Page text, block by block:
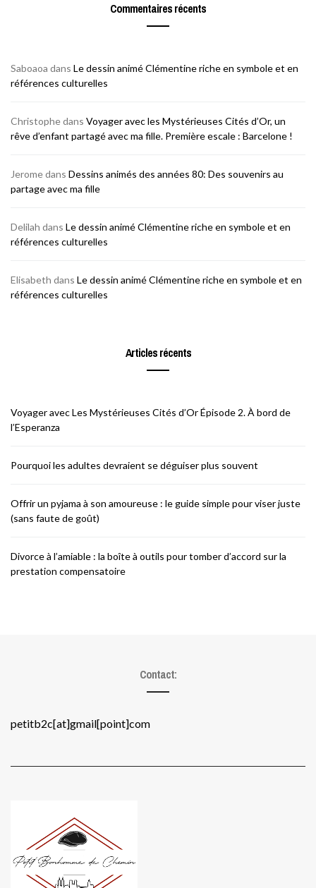
Commentaires récents
Saboaoa dans Le dessin animé Clémentine riche en symbole et en
références culturelles
Christophedans Voyager avec les Mystérieuses Cités d’Or, un
rêve d’enfant partagé avec ma fille. Première escale : Barcelone !
Jeromedans Dessins animés des années 80: Des souvenirs au
partage avec ma fille
Delilah dans Le dessin animé Clémentine riche en symbole et en
références culturelles
Elisabeth dans Le dessin animé Clémentine riche en symbole et en
références culturelles
Articles récents
Voyager avec Les Mystérieuses Cités d’Or Épisode 2. À bord de
l’Esperanza
Pourquoi les adultes devraient se déguiser plus souvent
Offrir un pyjama à son amoureuse : le guide simple pour viser juste
(sans faute de goût)
Divorce à l’amiable : la boîte à outils pour tomber d’accord sur la
prestation compensatoire
Contact:
petitb2c[at]gmail[point]com